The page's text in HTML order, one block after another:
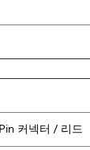
커넥터 / 리드